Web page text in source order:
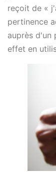
reçoit de «
pertinence
auprès d'un
effet en